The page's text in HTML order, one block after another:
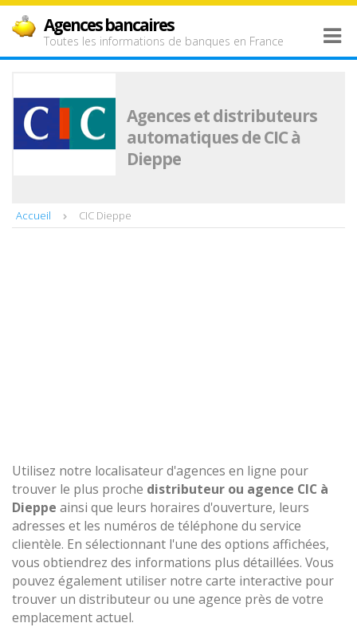
Agences bancaires
Toutes les informations de banques en France
Agences et distributeurs
automatiques de CIC à
Dieppe
Accueil CIC Dieppe
Utilisez notre localisateur d'agences en ligne pour
trouver le plus proche distributeur ou agence CIC à
Dieppe ainsi que leurs horaires d'ouverture, leurs
adresses et les numéros de téléphone du service
clientèle. En sélectionnant l'une des options affichées,
vous obtiendrez des informations plus détaillées. Vous
pouvez également utiliser notre carte interactive pour
trouver un distributeur ou une agence près de votre
emplacement actuel.